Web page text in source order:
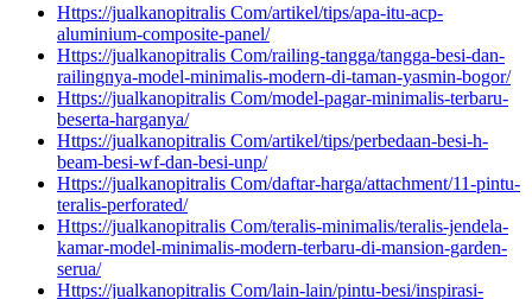
Https://jualkanopitralis Com/artikel/tips/apa-itu-acp-
aluminium-composite-panel/
Https://jualkanopitralis Com/railing-tangga/tangga-besi-dan-
railingnya-model-minimalis-modern-di-taman-yasmin-bogor/
Https://jualkanopitralis Com/model-pagar-minimalis-terbaru-
beserta-harganya/
Https://jualkanopitralis Com/artikel/tips/perbedaan-besi-h-
beam-besi-wf-dan-besi-unp/
Https://jualkanopitralis Com/daftar-harga/attachment/11-pintu-
teralis-perforated/
Https://jualkanopitralis Com/teralis-minimalis/teralis-jendela-
kamar-model-minimalis-modern-terbaru-di-mansion-garden-
serua/
Https://jualkanopitralis Com/lain-lain/pintu-besi/inspirasi-